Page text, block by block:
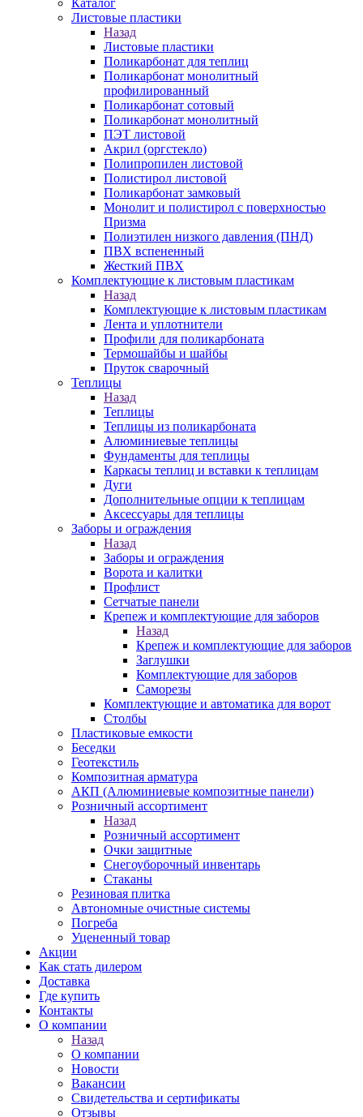
Каталог
Листовые пластики
Назад
Листовые пластики
Поликарбонат для теплиц
Поликарбонат монолитный
профилированный
Поликарбонат сотовый
Поликарбонат монолитный
ПЭТ листовой
Акрил (оргстекло)
Полипропилен листовой
Полистирол листовой
Поликарбонат замковый
Монолит и полистирол с поверхностью
Призма
Полиэтилен низкого давления (ПНД)
ПВХ вспененный
Жесткий ПВХ
Комплектующие к листовым пластикам
Назад
Комплектующие к листовым пластикам
Лента и уплотнители
Профили для поликарбоната
Термошайбы и шайбы
Пруток сварочный
Теплицы
Назад
Теплицы
Теплицы из поликарбоната
Алюминиевые теплицы
Фундаменты для теплицы
Каркасы теплиц и вставки к теплицам
Дуги
Дополнительные опции к теплицам
Аксессуары для теплицы
Заборы и ограждения
Назад
Заборы и ограждения
Ворота и калитки
Профлист
Сетчатые панели
Крепеж и комплектующие для заборов
Назад
Крепеж и комплектующие для заборов
Заглушки
Комплектующие для заборов
Саморезы
Комплектующие и автоматика для ворот
Столбы
Пластиковые емкости
Беседки
Геотекстиль
Композитная арматура
АКП (Алюминиевые композитные панели)
Розничный ассортимент
Назад
Розничный ассортимент
Очки защитные
Снегоуборочный инвентарь
Стаканы
Резиновая плитка
Автономные очистные системы
Погреба
Уцененный товар
Акции
Как стать дилером
Доставка
Где купить
Контакты
О компании
Назад
О компании
Новости
Вакансии
Свидетельства и сертификаты
Отзывы